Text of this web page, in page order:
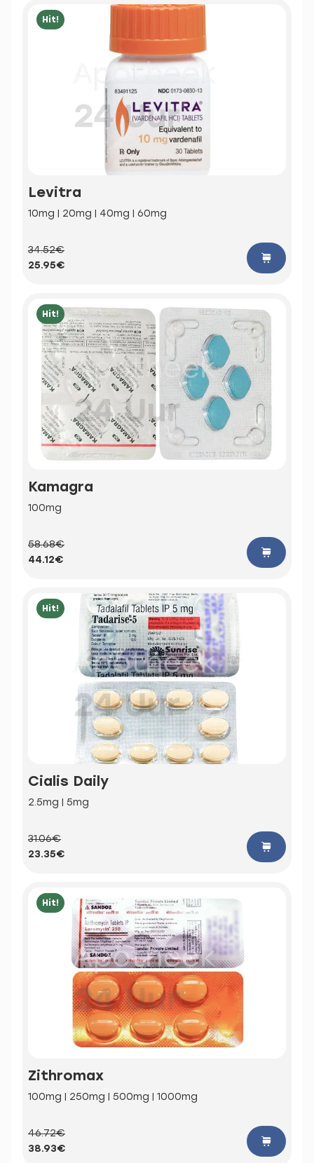
Hit!
Levitra
10mg | 20mg | 40mg | 60mg
34.52€
25.95€
Hit!
Kamagra
100mg
58.68€
44.12€
Hit!
Cialis Daily
2.5mg | 5mg
31.06€
23.35€
Hit!
Zithromax
100mg | 250mg | 500mg | 1000mg
46.72€
38.93€